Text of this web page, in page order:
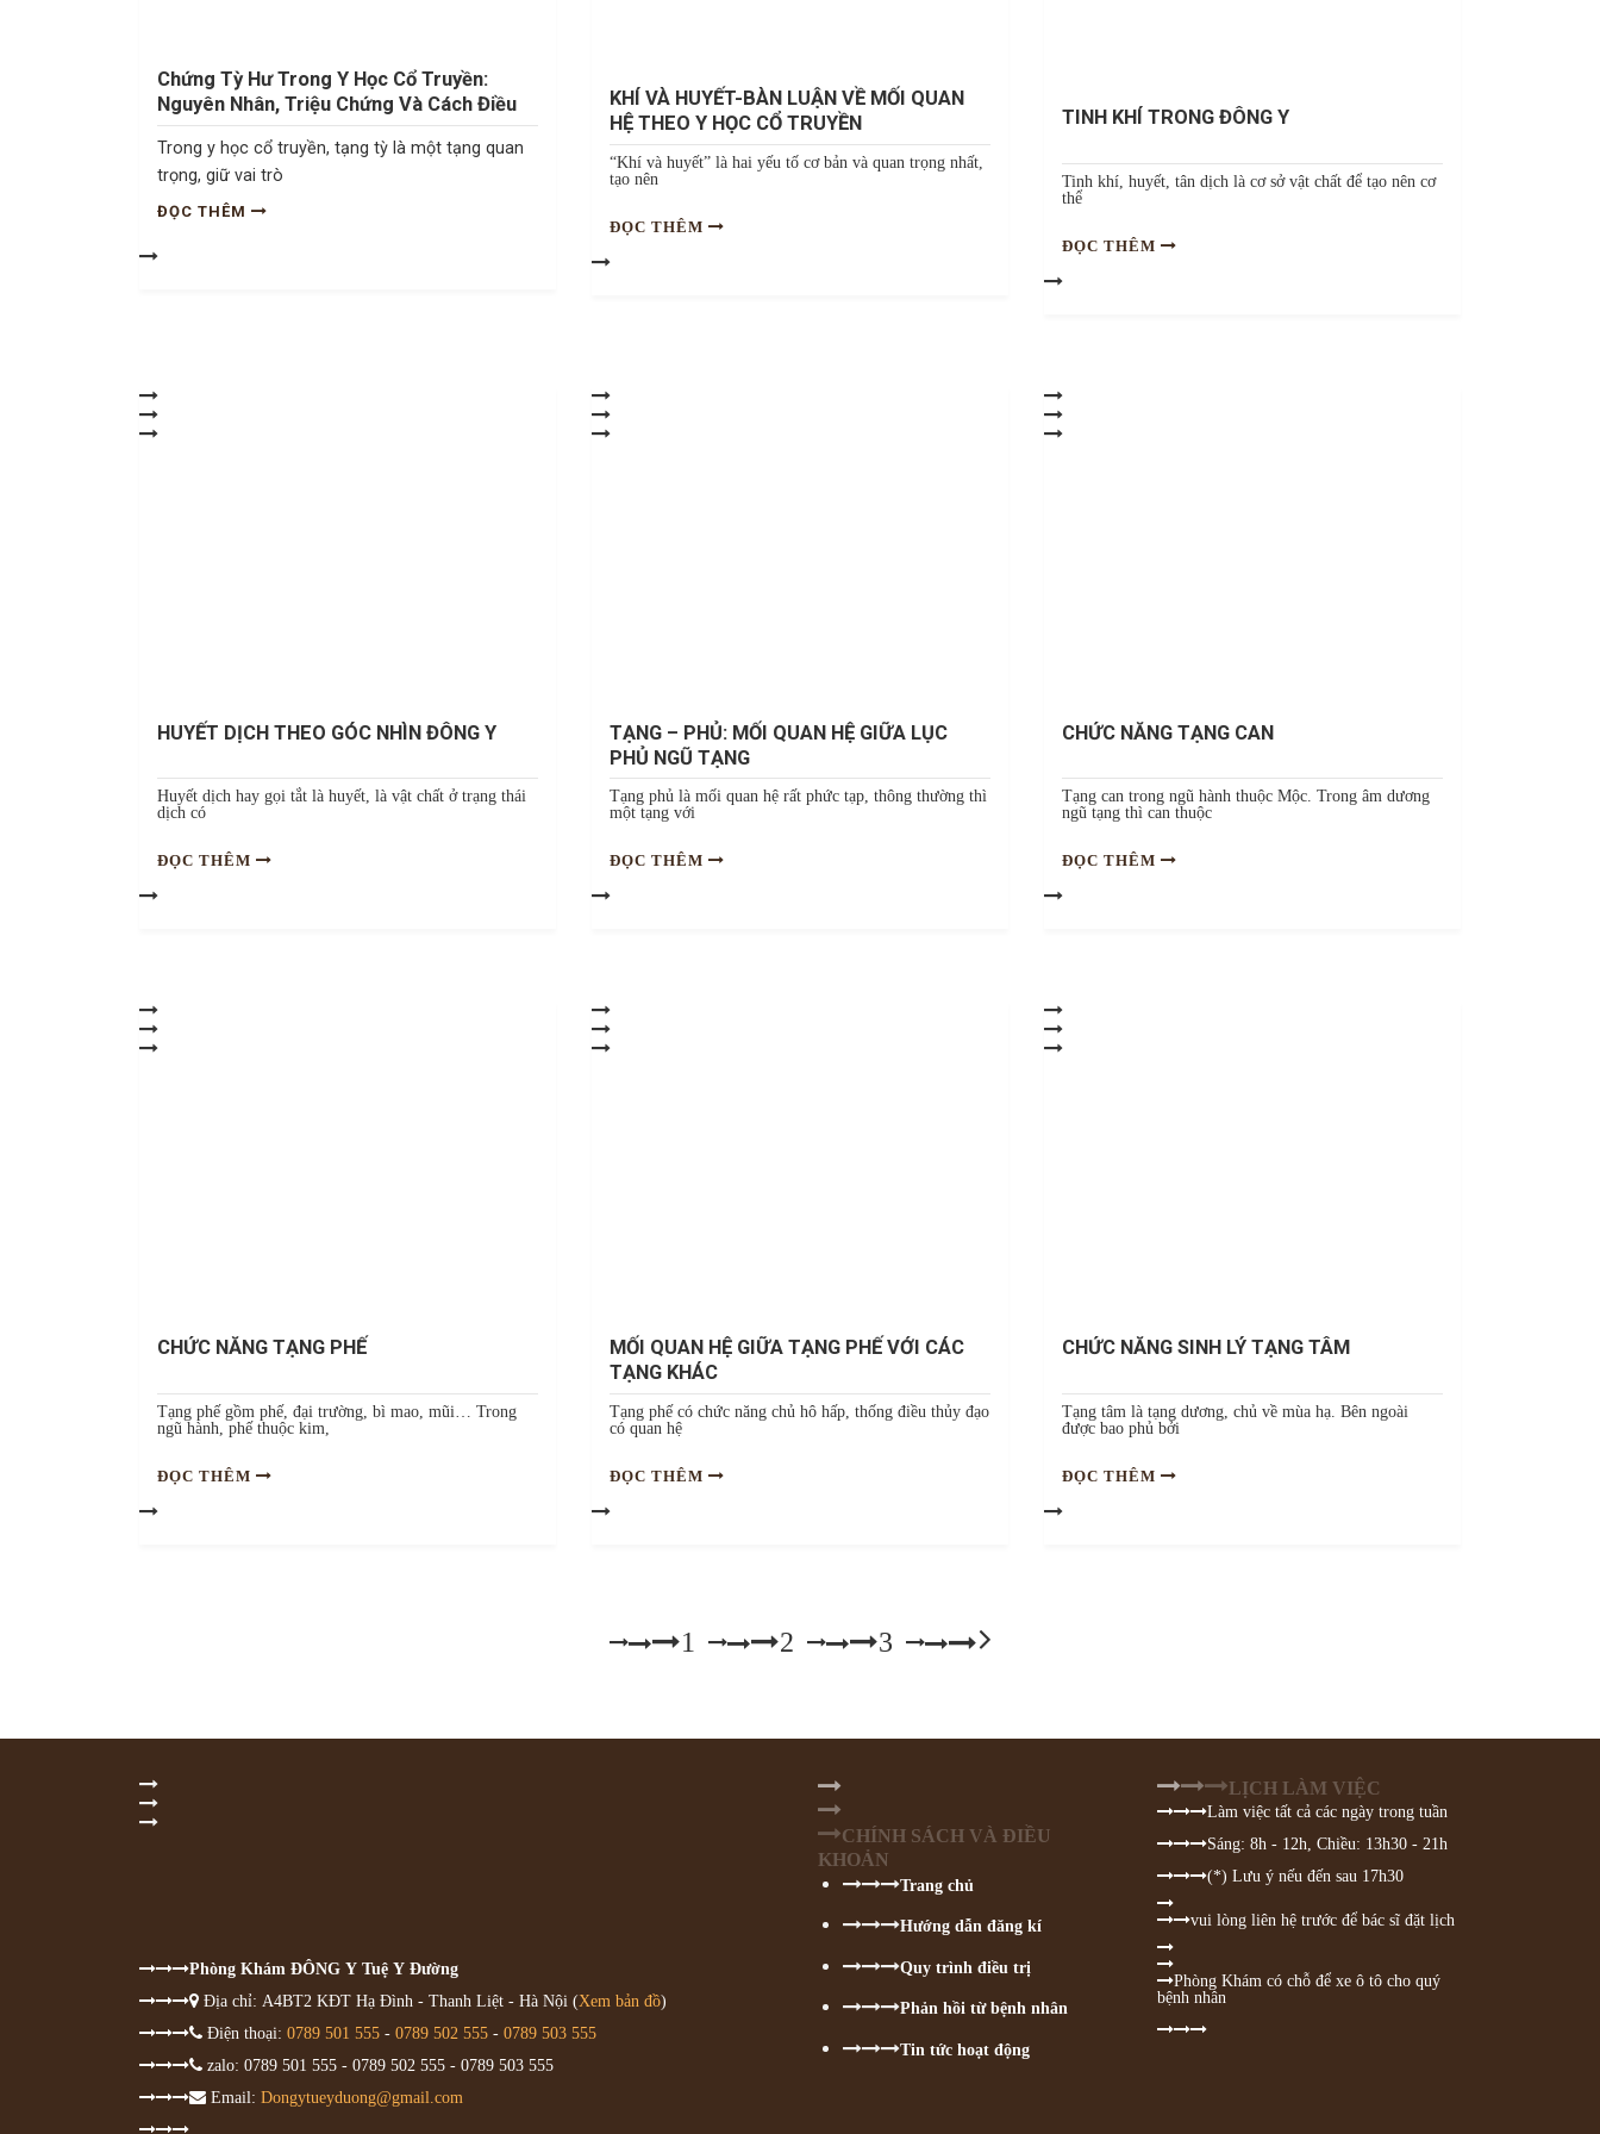
Chứng Tỳ Hư Trong Y Học Cổ Truyền:
Nguyên Nhân, Triệu Chứng Và Cách Điều
Trị
Trong y học cổ truyền, tạng tỳ là một tạng quan
trọng, giữ vai trò
ĐỌC THÊM
KHÍ VÀ HUYẾT-BÀN LUẬN VỀ MỐI QUAN
HỆ THEO Y HỌC CỔ TRUYỀN
“Khí và huyết” là hai yếu tố cơ bản và quan trọng nhất,
tạo nên
ĐỌC THÊM
TINH KHÍ TRONG ĐÔNG Y
Tinh khí, huyết, tân dịch là cơ sở vật chất để tạo nên cơ
thể
ĐỌC THÊM
HUYẾT DỊCH THEO GÓC NHÌN ĐÔNG Y
Huyết dịch hay gọi tắt là huyết, là vật chất ở trạng thái
dịch có
ĐỌC THÊM
TẠNG – PHỦ: MỐI QUAN HỆ GIỮA LỤC
PHỦ NGŨ TẠNG
Tạng phủ là mối quan hệ rất phức tạp, thông thường thì
một tạng với
ĐỌC THÊM
CHỨC NĂNG TẠNG CAN
Tạng can trong ngũ hành thuộc Mộc. Trong âm dương
ngũ tạng thì can thuộc
ĐỌC THÊM
CHỨC NĂNG TẠNG PHẾ
Tạng phế gồm phế, đại trường, bì mao, mũi… Trong
ngũ hành, phế thuộc kim,
ĐỌC THÊM
MỐI QUAN HỆ GIỮA TẠNG PHẾ VỚI CÁC
TẠNG KHÁC
Tạng phế có chức năng chủ hô hấp, thống điều thủy đạo
có quan hệ
ĐỌC THÊM
CHỨC NĂNG SINH LÝ TẠNG TÂM
Tạng tâm là tạng dương, chủ về mùa hạ. Bên ngoài
được bao phủ bởi
ĐỌC THÊM
1 2 3
Phòng Khám ĐÔNG Y Tuệ Y Đường
Địa chỉ: A4BT2 KĐT Hạ Đình - Thanh Liệt - Hà Nội (Xem bản đồ)
Điện thoại: 0789 501 555 - 0789 502 555 - 0789 503 555
zalo: 0789 501 555 - 0789 502 555 - 0789 503 555
Email: Dongytueyduong@gmail.com
CHÍNH SÁCH VÀ ĐIỀU
KHOẢN
Trang chủ
Hướng dẫn đăng kí
Quy trình điều trị
Phản hồi từ bệnh nhân
Tin tức hoạt động
LỊCH LÀM VIỆC
Làm việc tất cả các ngày trong tuần
Sáng: 8h - 12h, Chiều: 13h30 - 21h
(*) Lưu ý nếu đến sau 17h30
vui lòng liên hệ trước để bác sĩ đặt lịch
Phòng Khám có chỗ để xe ô tô cho quý
bệnh nhân